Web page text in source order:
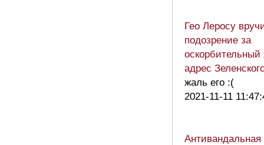
Гео Леросу
подозрение за
оскорбительный
адрес
жаль его :(
2021-11-11
Антивандальная